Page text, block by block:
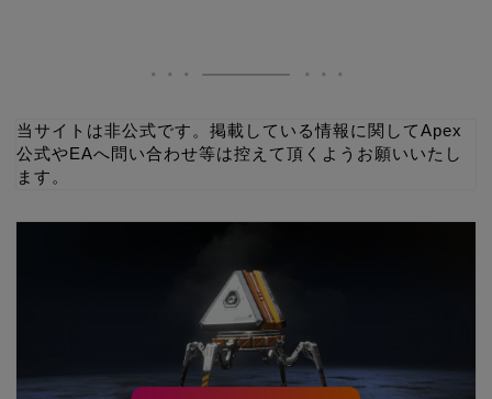
当サイトは非公式です。掲載している情報に関してApex
公式やEAへ問い合わせ等は控えて頂くようお願いいたし
ます。